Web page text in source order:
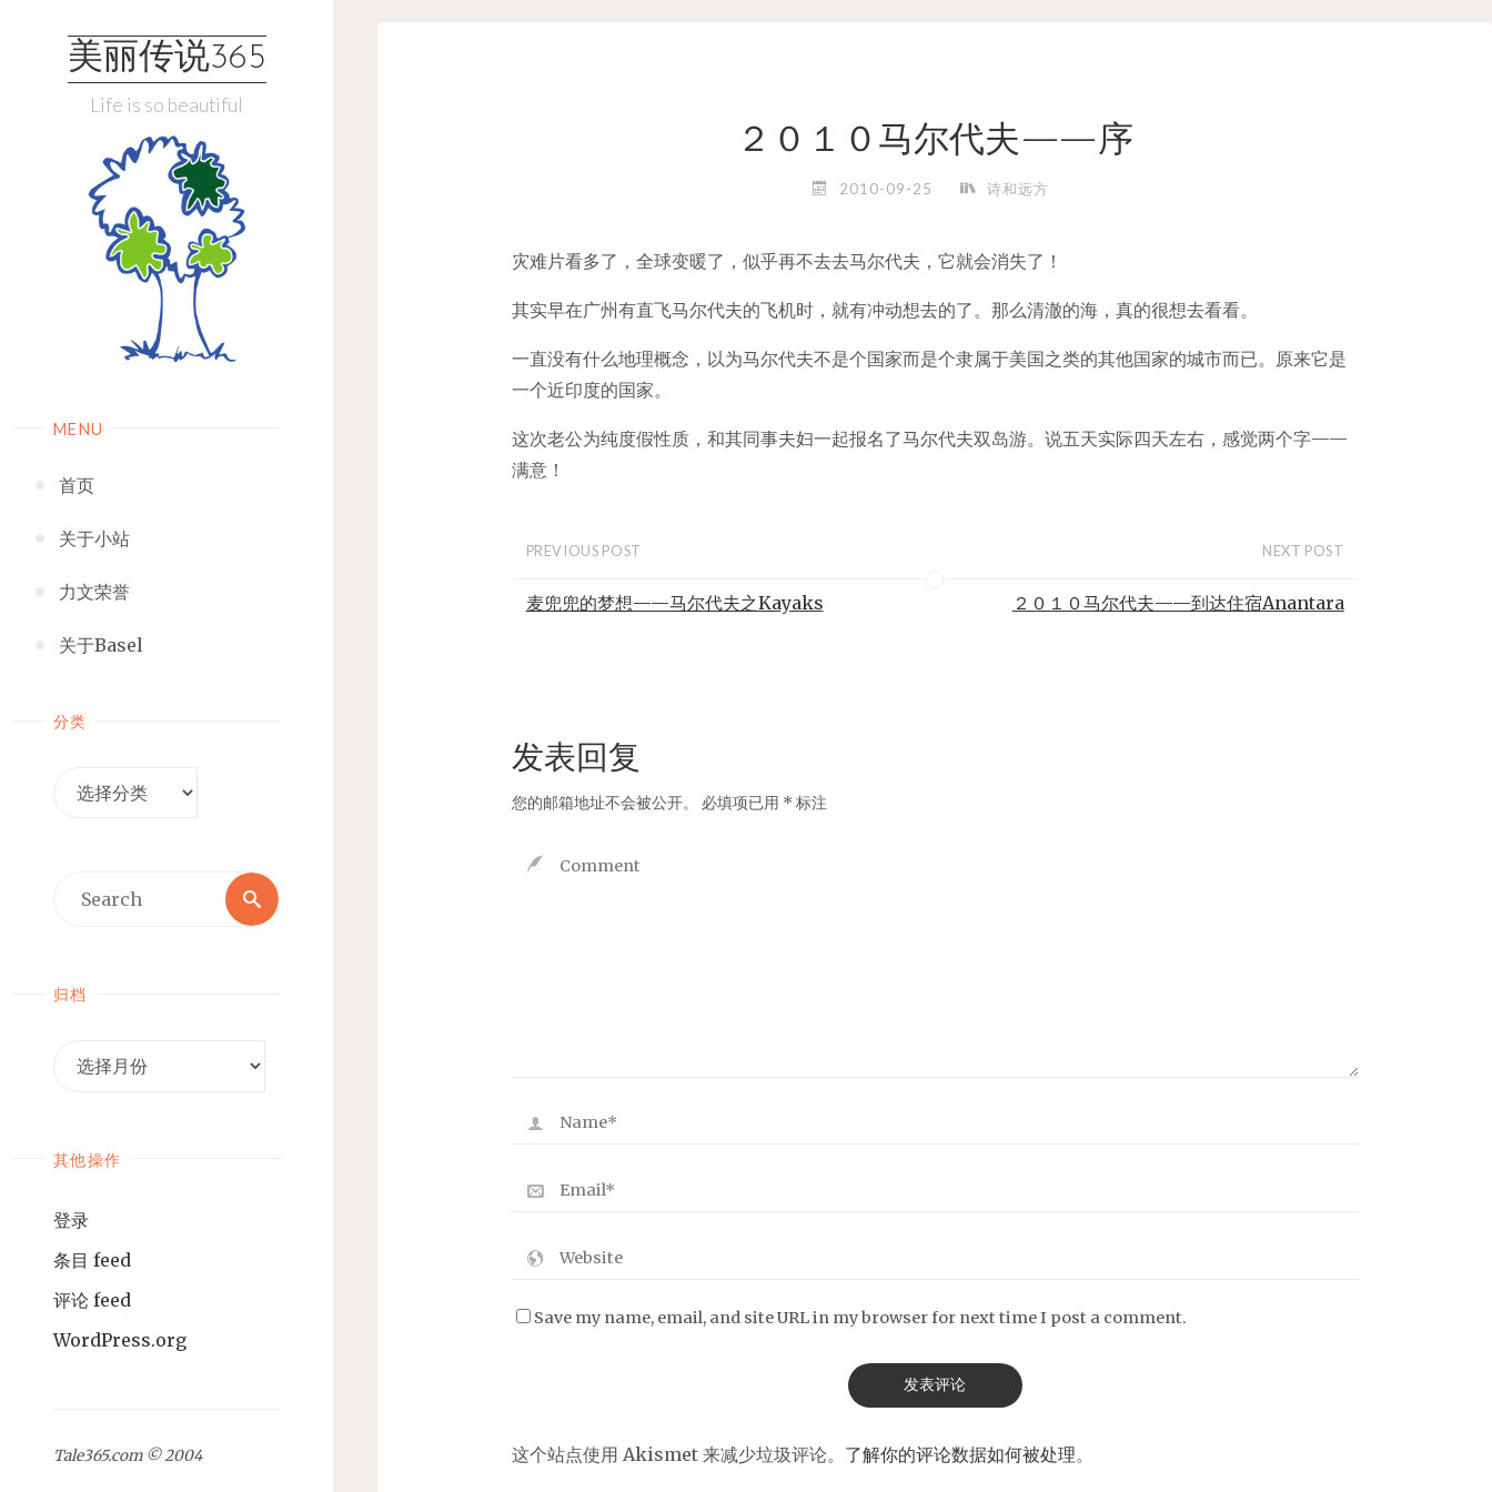
美丽传说365
Life is so beautiful
MENU
首页
关于小站
力文荣誉
关于Basel
分类
Search
Search
归档
其他操作
登录
条目 feed
评论 feed
WordPress.org
Tale365.com © 2004
２０１０马尔代夫——序
2010-09-25 诗和远方
灾难片看多了，全球变暖了，似乎再不去去马尔代夫，它就会消失了！
其实早在广州有直飞马尔代夫的飞机时，就有冲动想去的了。那么清澈的海，真的很想去看看。
一直没有什么地理概念，以为马尔代夫不是个国家而是个隶属于美国之类的其他国家的城市而已。原来它是
一个近印度的国家。
这次老公为纯度假性质，和其同事夫妇一起报名了马尔代夫双岛游。说五天实际四天左右，感觉两个字——
满意！
PREVIOUS POST
麦兜兜的梦想——马尔代夫之Kayaks
NEXT POST
２０１０马尔代夫——到达住宿Anantara
发表回复
您的邮箱地址不会被公开。 必填项已用 * 标注
Save my name, email, and site URL in my browser for next time I post a comment.
这个站点使用 Akismet 来减少垃圾评论。 了解你的评论数据如何被处理。